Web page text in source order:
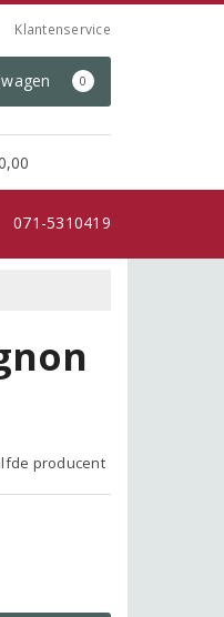
Klantenservice
0
071-5310419
producent